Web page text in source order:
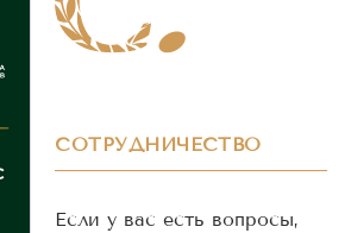
СОТРУДНИЧЕСТВО
Если у вас есть вопросы,